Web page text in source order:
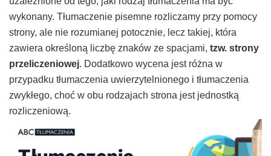
wykonany. Tłumaczenie pisemne rozliczamy przy pomocy
strony, ale nie rozumianej potocznie, lecz takiej, która
zawiera określoną liczbę znaków ze spacjami, tzw. strony
przeliczeniowej. Dodatkowo wycena jest różna w
przypadku tłumaczenia uwierzytelnionego i tłumaczenia
zwykłego, choć w obu rodzajach strona jest jednostką
rozliczeniową.